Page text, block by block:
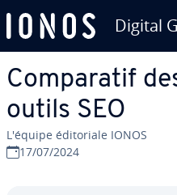
Digital
Com­pa­ra­tif
outils SEO
L'équipe édi­to­riale IONOS
17/07/2024